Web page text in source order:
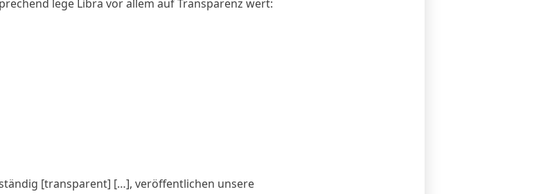
lege Libra vor allem auf Transparenz wert:
[transparent] […], veröffentlichen unsere